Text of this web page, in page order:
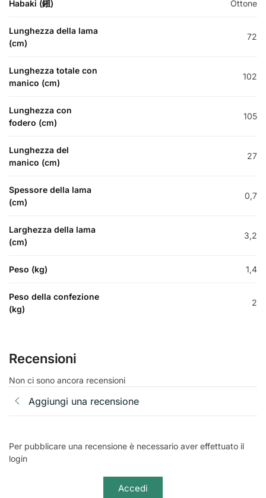
Habaki (鎺) Ottone
Lunghezza della lama
(cm)
72
Lunghezza totale con
manico (cm)
102
Lunghezza con
fodero (cm)
105
Lunghezza del
manico (cm)
27
Spessore della lama
(cm)
0,7
Larghezza della lama
(cm)
3,2
Peso (kg) 1,4
Peso della confezione
(kg)
2
Recensioni
Non ci sono ancora recensioni
Aggiungi una recensione
Per pubblicare una recensione è necessario aver effettuato il
login
Accedi